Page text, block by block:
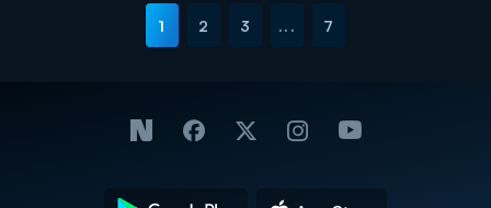
1 2 3 ... 7